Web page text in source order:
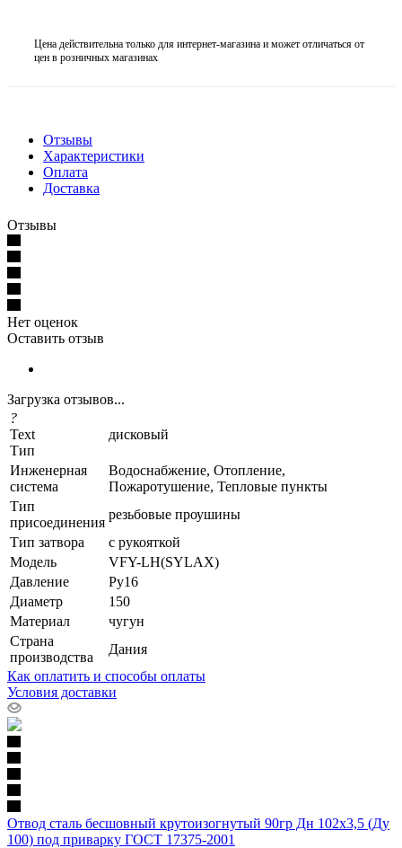
Цена действительна только для интернет-магазина и может отличаться от
цен в розничных магазинах
Отзывы
Характеристики
Оплата
Доставка
Отзывы
Нет оценок
Оставить отзыв
Загрузка отзывов...
?
Text
Тип
дисковый
Инженерная
система
Водоснабжение, Отопление,
Пожаротушение, Тепловые пункты
Тип
присоединения
резьбовые проушины
Тип затвора
с рукояткой
Модель
VFY-LH(SYLAX)
Давление
Ру16
Диаметр
150
Материал
чугун
Страна
производства
Дания
Как оплатить и способы оплаты
Условия доставки
Отвод сталь бесшовный крутоизогнутый 90гр Дн 102х3,5 (Ду
100) под приварку ГОСТ 17375-2001